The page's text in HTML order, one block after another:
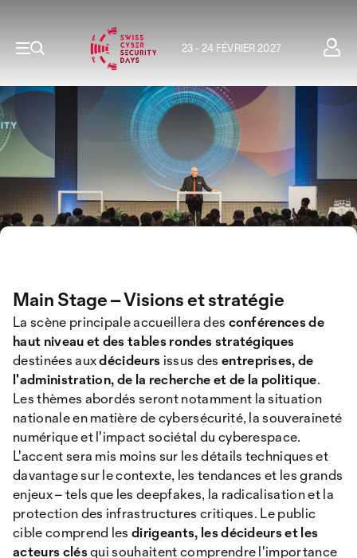
23 - 24 FÉVRIER 2027
Main Stage – Visions et stratégie
La scène principale accueillera des conférences de
haut niveau et des tables rondes stratégiques
destinées auxdécideurs issus des entreprises, de
l'administration, de la recherche et de la politique.
Les thèmes abordés seront notamment la situation
nationale en matière de cybersécurité, la souveraineté
numérique et l'impact sociétal du cyberespace.
L'accent sera mis moins sur les détails techniques et
davantage sur le contexte, les tendances et les grands
enjeux – tels que les deepfakes, la radicalisation et la
protection des infrastructures critiques. Le public
cible comprend lesdirigeants, les décideurs et les
acteurs clésqui souhaitent comprendre l'importance